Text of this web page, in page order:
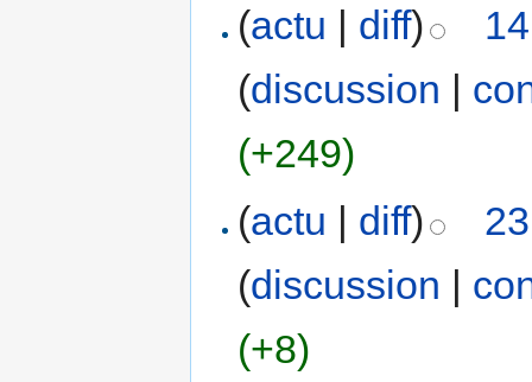
(actu | diff)
(discussion |
(+249)
(actu | diff)
(discussion |
(+8)